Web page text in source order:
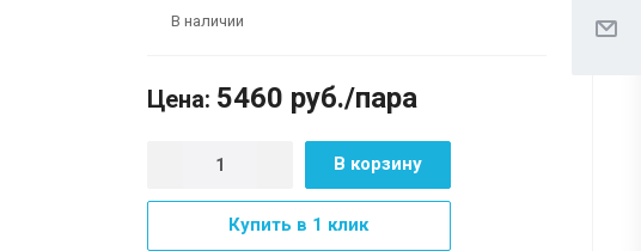
В наличии
Цена: 5460 руб./пара
В корзину
Купить в 1 клик